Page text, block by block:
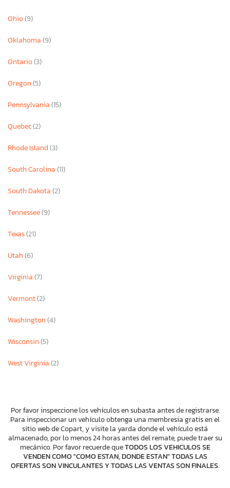
Ohio(9)
Oklahoma(9)
Ontario(3)
Oregon(5)
Pennsylvania(15)
Quebec(2)
Rhode Island(3)
South Carolina(11)
South Dakota(2)
Tennessee(9)
Texas(21)
Utah(6)
Virginia(7)
Vermont(2)
Washington(4)
Wisconsin(5)
West Virginia(2)
Por favor inspeccione los vehículos en subasta antes de registrarse.
Para inspeccionar un vehículo obtenga una membresia gratis en el
sitio web de Copart, y visite la yarda donde el vehículo está
almacenado, por lo menos 24 horas antes del remate, puede traer su
mecánico. Por favor recuerde queTODOS LOS VEHICULOS SE
VENDEN COMO "COMO ESTAN, DONDE ESTAN" TODAS LAS
OFERTAS SON VINCULANTES Y TODAS LAS VENTAS SON FINALES.